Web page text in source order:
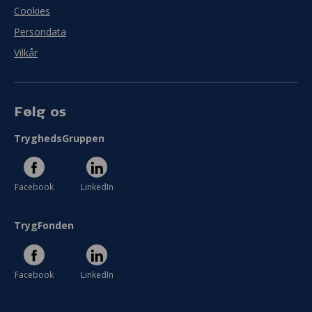
Cookies
Persondata
Vilkår
Følg os
TryghedsGruppen
Facebook LinkedIn
TrygFonden
Facebook LinkedIn